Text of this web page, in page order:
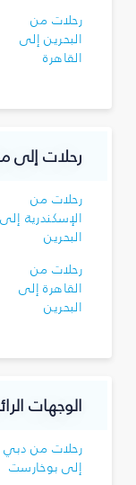
رحلات من
البحرين إلى
القاهرة
رحلات إلى
رحلات من
الإسكندرية إلى
البحرين
رحلات من
القاهرة إلى
البحرين
الوجهات
رحلات من دبي
إلى بوخارست